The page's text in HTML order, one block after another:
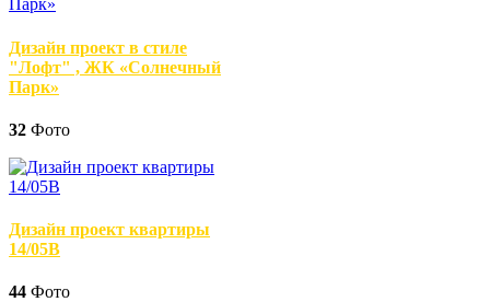
Дизайн проект в стиле
"Лофт" , ЖК «Солнечный
Парк»
32 Фото
Дизайн проект квартиры
14/05В
44 Фото